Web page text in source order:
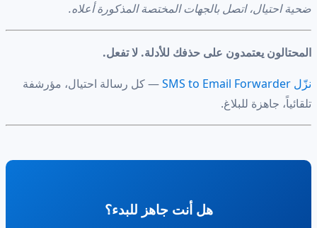
ضحية احتيال، اتصل بالجهات المختصة المذكورة أعلاه.
المحتالون يعتمدون على حذفك للأدلة. لا تفعل.
نزّل SMS to Email Forwarder
— كل رسالة احتيال، مؤرشفة
تلقائياً، جاهزة للبلاغ.
هل أنت جاهز للبدء؟